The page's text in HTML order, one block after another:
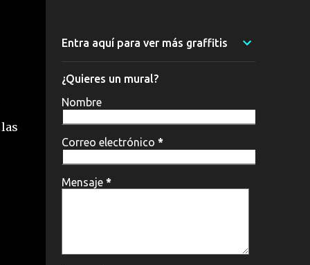
Entra aquí para ver más graffitis
¿Quieres un mural?
Nombre
Correo electrónico *
Mensaje *